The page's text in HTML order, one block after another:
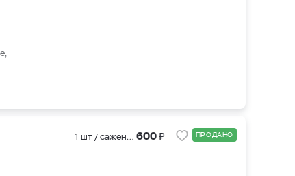
1 шт / саженцы 3х летки (ЗКС ) 600₽ ПРОДАНО